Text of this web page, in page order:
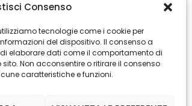
Consenso
tecnologie come i cookie per
del dispositivo. Il consenso a
elaborare dati come il comportamento di
Non acconsentire o ritirare il consenso
caratteristiche e funzioni.